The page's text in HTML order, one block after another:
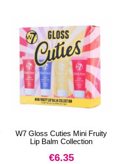
W7 Gloss Cuties Mini Fruity
Lip Balm Collection
€6.35